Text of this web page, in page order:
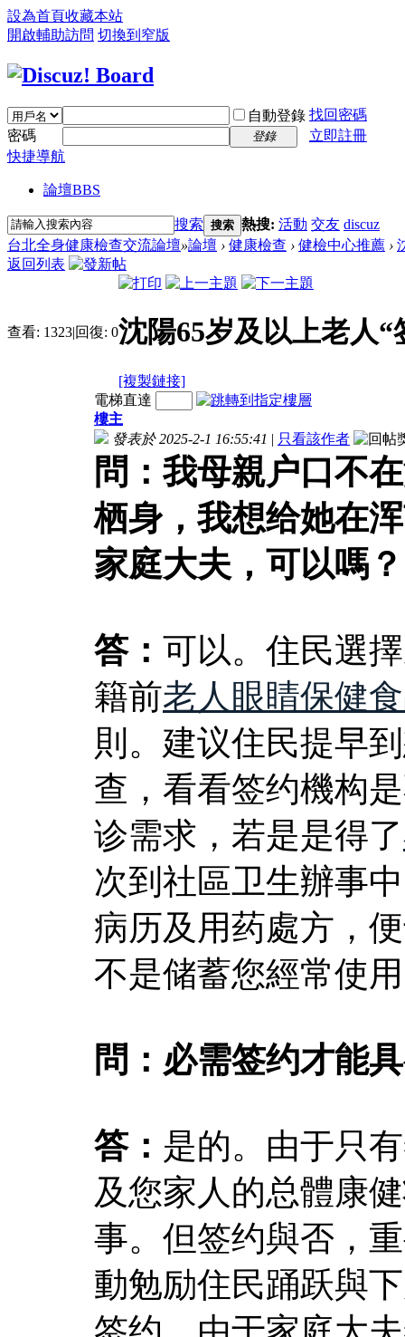
設為首頁收藏本站
開啟輔助訪問 切換到窄版
自動登錄 找回密碼
密碼
登錄
立即註冊
快捷導航
論壇BBS
搜索 搜索 熱搜: 活動 交友 discuz
台北全身健康檢查交流論壇»論壇 › 健康檢查 › 健檢中心推薦 ›
返回列表
查看: 1323|回復: 0沈陽65岁及以上老人
[複製鏈接]
電梯直達
樓主
發表於 2025-2-1 16:55:41 | 只看該作者
問：我母親户口不
栖身，我想给她在
家庭大夫，可以嗎？
答： 可以。住民選
籍前老人眼睛保健
則。建议住民提早
查，看看签约機构
诊需求，若是是得了
次到社區卫生辦事
病历及用药處方，
不是储蓄您經常使
問：必需签约才能
答： 是的。由于只
及您家人的总體康
事。但签约與否，
動勉励住民踊跃與